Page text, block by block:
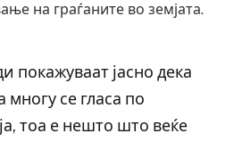
на граѓаните во земјата.
покажуваат јасно дека
многу се гласа по
тоа е нешто што веќе